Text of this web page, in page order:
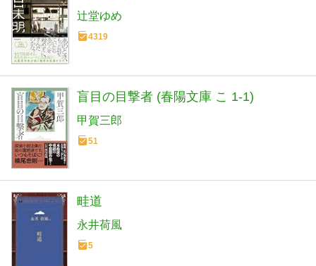
辻堂ゆめ
4319
盲目の目撃者 (春陽文庫 こ 1-1)
甲賀三郎
51
畦道
永井荷風
5